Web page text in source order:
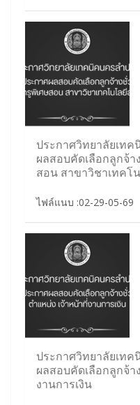
ประกาศวิทยาลัยเทค
ผลสอบคัดเลือกลูกจ้
สอน สาขาวิชาเทคโ
ไฟล์แนบ :02-29-05-69
ประกาศวิทยาลัยเทค
ผลสอบคัดเลือกลูกจ้
งานการเงิน